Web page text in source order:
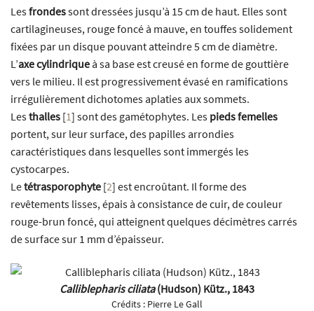
Lesfrondessont dressées jusqu’à 15 cm de haut. Elles sont
cartilagineuses, rouge foncé à mauve, en touffes solidement
fixées par un disque pouvant atteindre 5 cm de diamètre.
L’axe cylindrique à sa base est creusé en forme de gouttière
vers le milieu. Il est progressivement évasé en ramifications
irrégulièrement dichotomes aplaties aux sommets.
Lesthalles [1] sont des gamétophytes. Les pieds femelles
portent, sur leur surface, des papilles arrondies
caractéristiques dans lesquelles sont immergés les
cystocarpes.
Letétrasporophyte [2] est encroûtant. Il forme des
revêtements lisses, épais à consistance de cuir, de couleur
rouge-brun foncé, qui atteignent quelques décimètres carrés
de surface sur 1 mm d’épaisseur.
Calliblepharis ciliata(Hudson) Kütz., 1843
Crédits : Pierre Le Gall